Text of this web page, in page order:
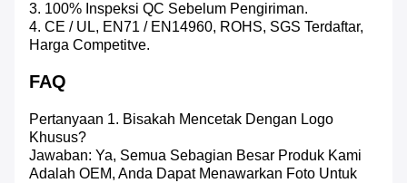
3. 100% Inspeksi QC Sebelum Pengiriman.
4. CE / UL, EN71 / EN14960, ROHS, SGS Terdaftar,
Harga Competitve.
FAQ
Pertanyaan 1. Bisakah Mencetak Dengan Logo
Khusus?
Jawaban: Ya, Semua Sebagian Besar Produk Kami
Adalah OEM, Anda Dapat Menawarkan Foto Untuk